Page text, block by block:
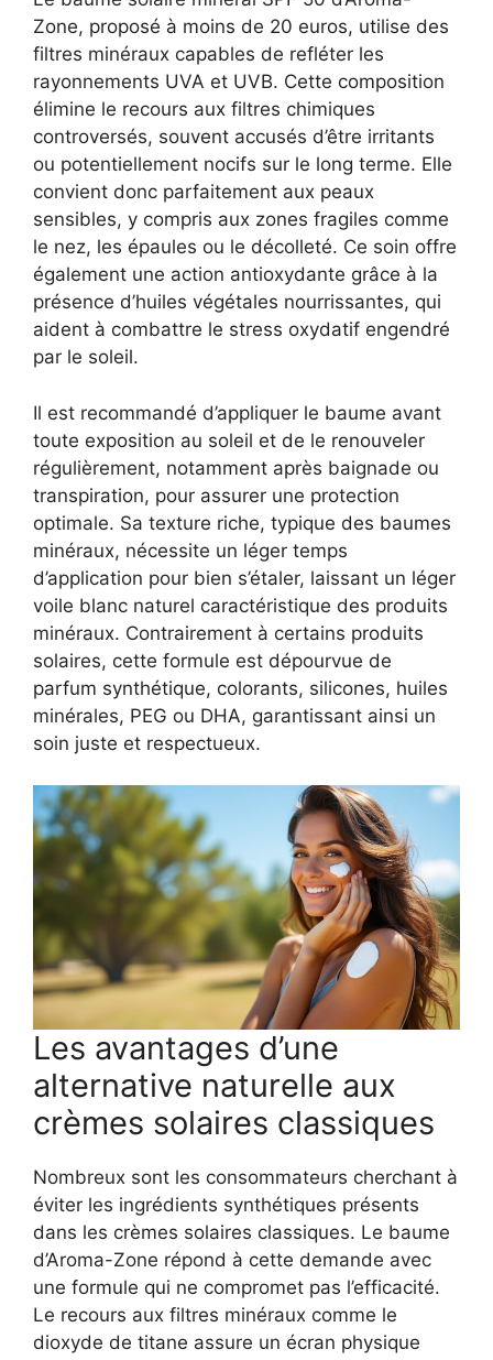
Zone, proposé à moins de 20 euros, utilise des
filtres minéraux capables de refléter les
rayonnements UVA et UVB. Cette composition
élimine le recours aux filtres chimiques
controversés, souvent accusés d’être irritants
ou potentiellement nocifs sur le long terme. Elle
convient donc parfaitement aux peaux
sensibles, y compris aux zones fragiles comme
le nez, les épaules ou le décolleté. Ce soin offre
également une action antioxydante grâce à la
présence d’huiles végétales nourrissantes, qui
aident à combattre le stress oxydatif engendré
par le soleil.
Il est recommandé d’appliquer le baume avant
toute exposition au soleil et de le renouveler
régulièrement, notamment après baignade ou
transpiration, pour assurer une protection
optimale. Sa texture riche, typique des baumes
minéraux, nécessite un léger temps
d’application pour bien s’étaler, laissant un léger
voile blanc naturel caractéristique des produits
minéraux. Contrairement à certains produits
solaires, cette formule est dépourvue de
parfum synthétique, colorants, silicones, huiles
minérales, PEG ou DHA, garantissant ainsi un
soin juste et respectueux.
Les avantages d’une
alternative naturelle aux
crèmes solaires classiques
Nombreux sont les consommateurs cherchant à
éviter les ingrédients synthétiques présents
dans les crèmes solaires classiques. Le baume
d’Aroma-Zone répond à cette demande avec
une formule qui ne compromet pas l’efficacité.
Le recours aux filtres minéraux comme le
dioxyde de titane assure un écran physique